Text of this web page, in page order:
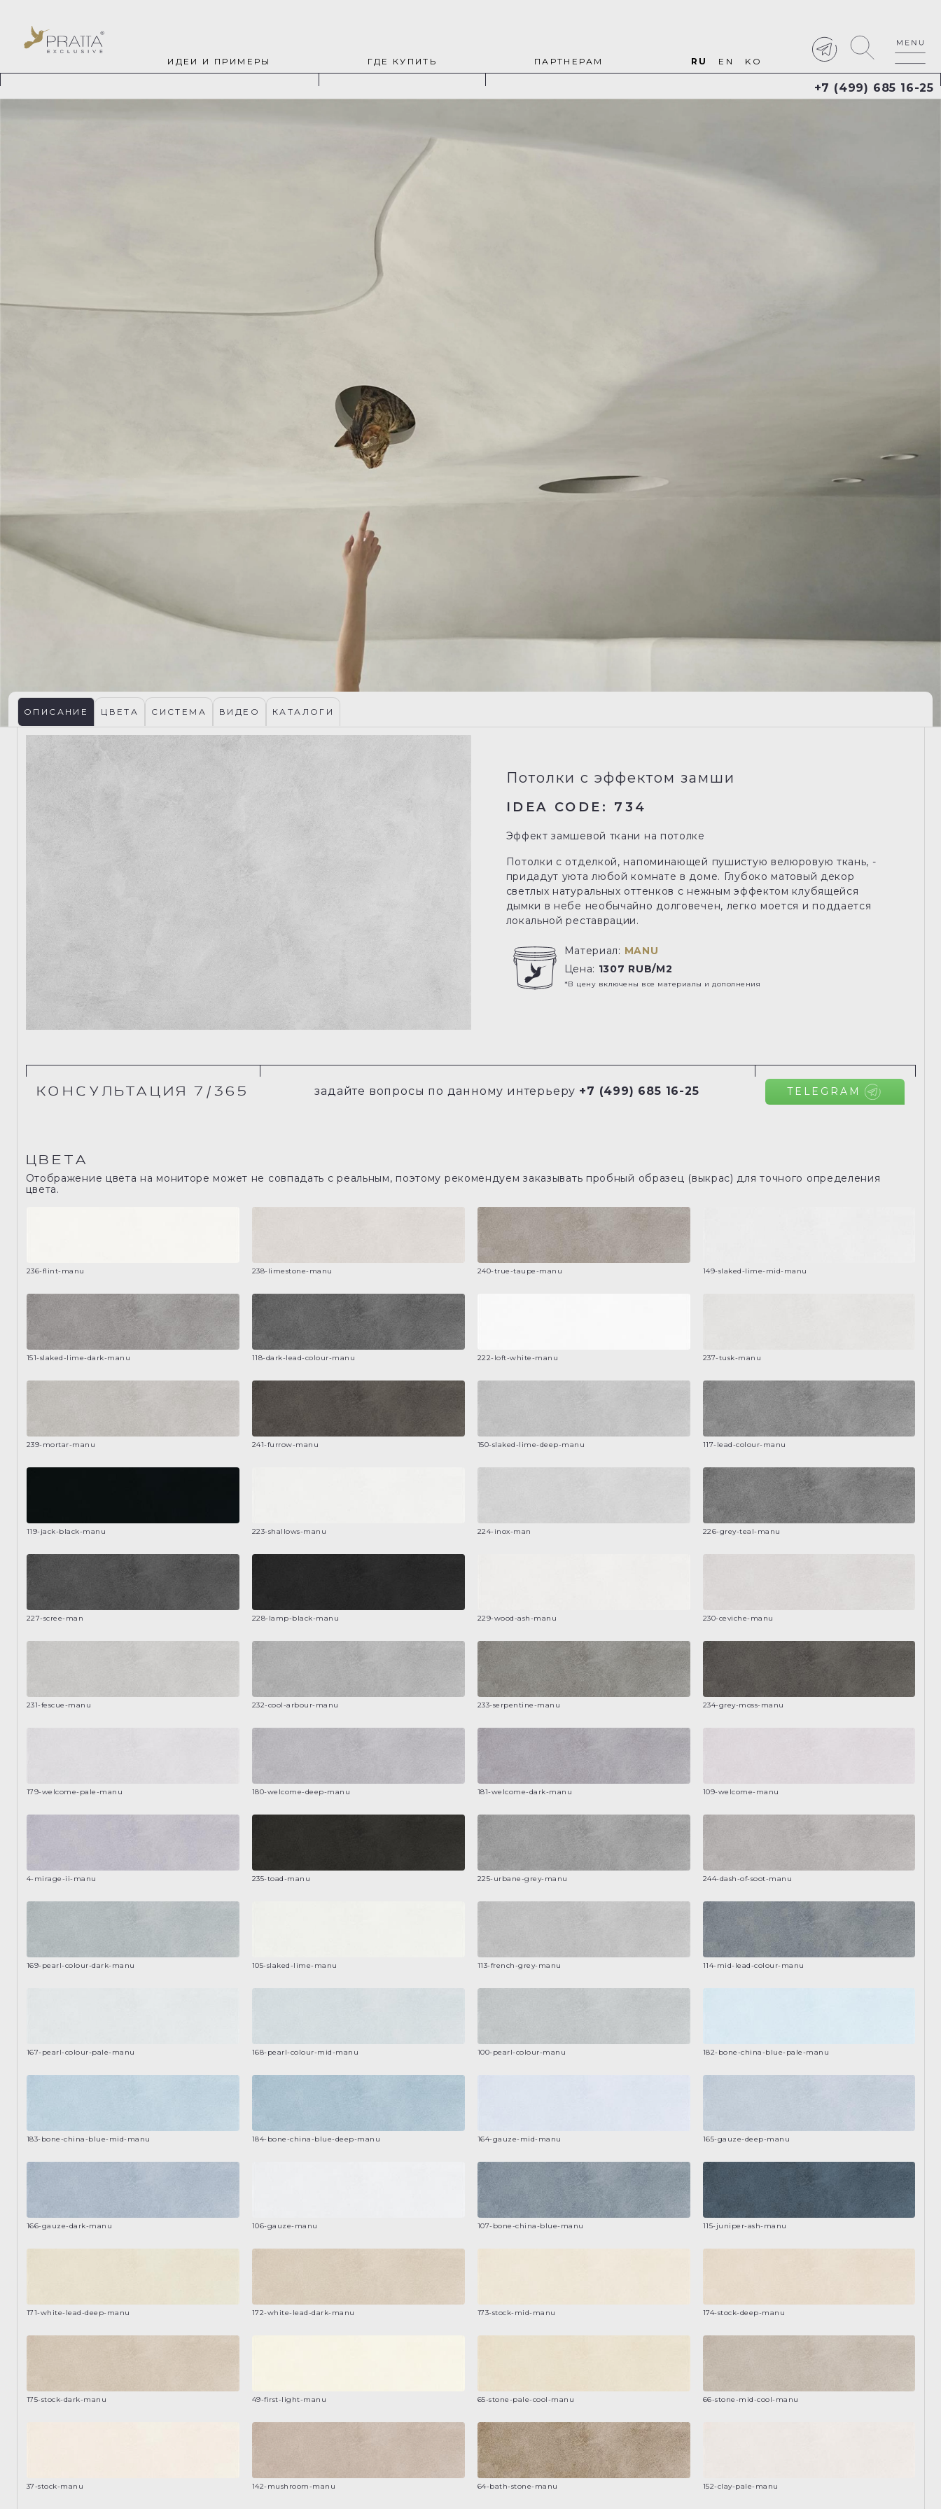
ИДЕИ И ПРИМЕРЫ ГДЕ КУПИТЬ ПАРТНЕРАМ RU EN KO
+7 (499) 685 16-25
ОПИСАНИЕ ЦВЕТА СИСТЕМА ВИДЕО КАТАЛОГИ
Потолки с эффектом замши
IDEA CODE: 734
Эффект замшевой ткани на потолке
Потолки с отделкой, напоминающей пушистую велюровую ткань, -
придадут уюта любой комнате в доме. Глубоко матовый декор
светлых натуральных оттенков с нежным эффектом клубящейся
дымки в небе необычайно долговечен, легко моется и поддается
локальной реставрации.
Материал: MANU
Цена: 1307 RUB/M2
*В цену включены все материалы и дополнения
КОНСУЛЬТАЦИЯ 7/365 задайте вопросы по данному интерьеру +7 (499) 685 16-25 TELEGRAM
ЦВЕТА
Отображение цвета на мониторе может не совпадать с реальным, поэтому рекомендуем заказывать пробный образец (выкрас) для точного определения
цвета.
236-flint-manu 238-limestone-manu 240-true-taupe-manu 149-slaked-lime-mid-manu
151-slaked-lime-dark-manu 118-dark-lead-colour-manu 222-loft-white-manu 237-tusk-manu
239-mortar-manu 241-furrow-manu 150-slaked-lime-deep-manu 117-lead-colour-manu
119-jack-black-manu 223-shallows-manu 224-inox-man 226-grey-teal-manu
227-scree-man 228-lamp-black-manu 229-wood-ash-manu 230-ceviche-manu
231-fescue-manu 232-cool-arbour-manu 233-serpentine-manu 234-grey-moss-manu
179-welcome-pale-manu 180-welcome-deep-manu 181-welcome-dark-manu 109-welcome-manu
4-mirage-ii-manu 235-toad-manu 225-urbane-grey-manu 244-dash-of-soot-manu
169-pearl-colour-dark-manu 105-slaked-lime-manu 113-french-grey-manu 114-mid-lead-colour-manu
167-pearl-colour-pale-manu 168-pearl-colour-mid-manu 100-pearl-colour-manu 182-bone-china-blue-pale-manu
183-bone-china-blue-mid-manu 184-bone-china-blue-deep-manu 164-gauze-mid-manu 165-gauze-deep-manu
166-gauze-dark-manu 106-gauze-manu 107-bone-china-blue-manu 115-juniper-ash-manu
171-white-lead-deep-manu 172-white-lead-dark-manu 173-stock-mid-manu 174-stock-deep-manu
175-stock-dark-manu 49-first-light-manu 65-stone-pale-cool-manu 66-stone-mid-cool-manu
37-stock-manu 142-mushroom-manu 64-bath-stone-manu 152-clay-pale-manu